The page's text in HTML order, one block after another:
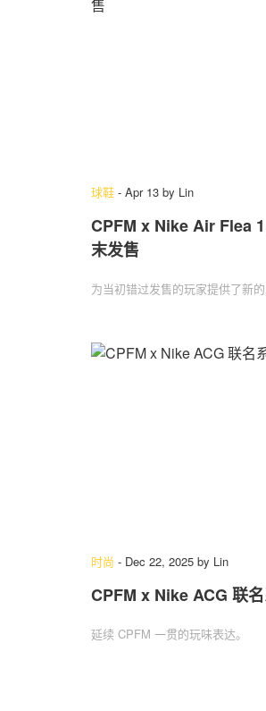
球鞋 - Apr 13 by Lin
CPFM x Nike Air Flea
末发售
为当初错过发售的玩家提供了新的
时尚 - Dec 22, 2025 by Lin
CPFM x Nike ACG 联
延续 CPFM 一贯的玩味表达。